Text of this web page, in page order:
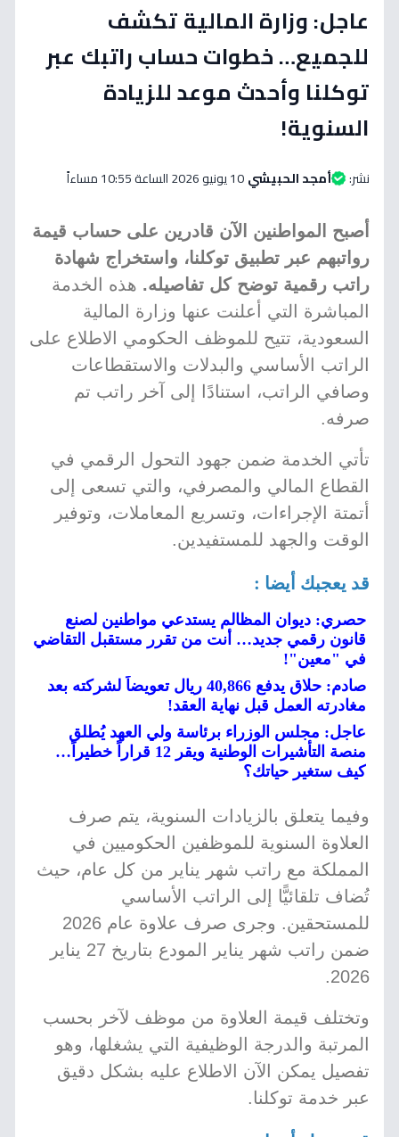
عاجل: وزارة المالية تكشف
للجميع… خطوات حساب راتبك عبر
توكلنا وأحدث موعد للزيادة
السنوية!
نشر: أمجد الحبيشي10 يونيو 2026 الساعة 10:55 مساءاً
أصبح المواطنين الآن قادرين على حساب قيمة
رواتبهم عبر تطبيق توكلنا، واستخراج شهادة
راتب رقمية توضح كل تفاصيله. هذه الخدمة
المباشرة التي أعلنت عنها وزارة المالية
السعودية، تتيح للموظف الحكومي الاطلاع على
الراتب الأساسي والبدلات والاستقطاعات
وصافي الراتب، استنادًا إلى آخر راتب تم
صرفه.
تأتي الخدمة ضمن جهود التحول الرقمي في
القطاع المالي والمصرفي، والتي تسعى إلى
أتمتة الإجراءات، وتسريع المعاملات، وتوفير
الوقت والجهد للمستفيدين.
قد يعجبك أيضا :
حصري: ديوان المظالم يستدعي مواطنين لصنع
قانون رقمي جديد… أنت من تقرر مستقبل التقاضي
في "معين"!
صادم: حلاق يدفع 40,866 ريال تعويضاً لشركته بعد
مغادرته العمل قبل نهاية العقد!
عاجل: مجلس الوزراء برئاسة ولي العهد يُطلق
منصة التأشيرات الوطنية ويقر 12 قراراً خطيراً…
كيف ستغير حياتك؟
وفيما يتعلق بالزيادات السنوية، يتم صرف
العلاوة السنوية للموظفين الحكوميين في
المملكة مع راتب شهر يناير من كل عام، حيث
تُضاف تلقائيًّا إلى الراتب الأساسي
للمستحقين. وجرى صرف علاوة عام 2026
ضمن راتب شهر يناير المودع بتاريخ 27 يناير
2026.
وتختلف قيمة العلاوة من موظف لآخر بحسب
المرتبة والدرجة الوظيفية التي يشغلها، وهو
تفصيل يمكن الآن الاطلاع عليه بشكل دقيق
عبر خدمة توكلنا.